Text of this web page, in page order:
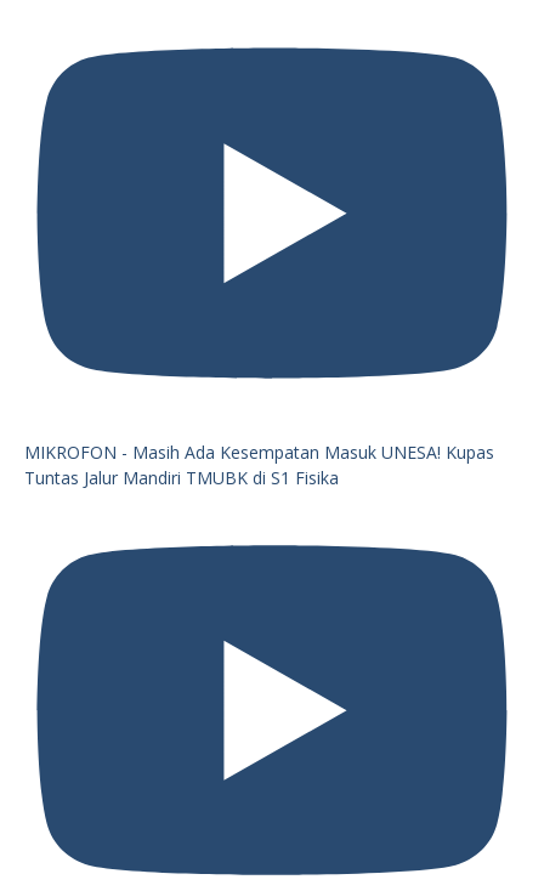
MIKROFON - Masih Ada Kesempatan Masuk UNESA! Kupas
Tuntas Jalur Mandiri TMUBK di S1 Fisika